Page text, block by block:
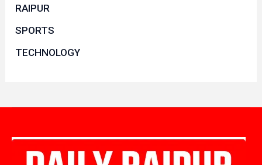
RAIPUR
SPORTS
TECHNOLOGY